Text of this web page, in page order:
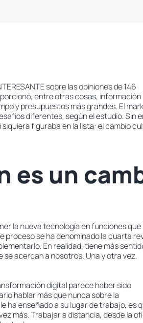
sobre las opiniones de 146
entre otras cosas,
y presupuestos más grandes. El
diferentes, según el estudio. Sin
figuraba en la lista: el cambio
es un
la nueva tecnología en funciones
proceso se ha denominado la cuarta
En realidad, tiene más
acercan a nosotros. Una y otra vez.
digital parece haber sido
hablar más que nunca sobre la
ha enseñado a su lugar de trabajo, es
más. Trabajar a distancia, desde la